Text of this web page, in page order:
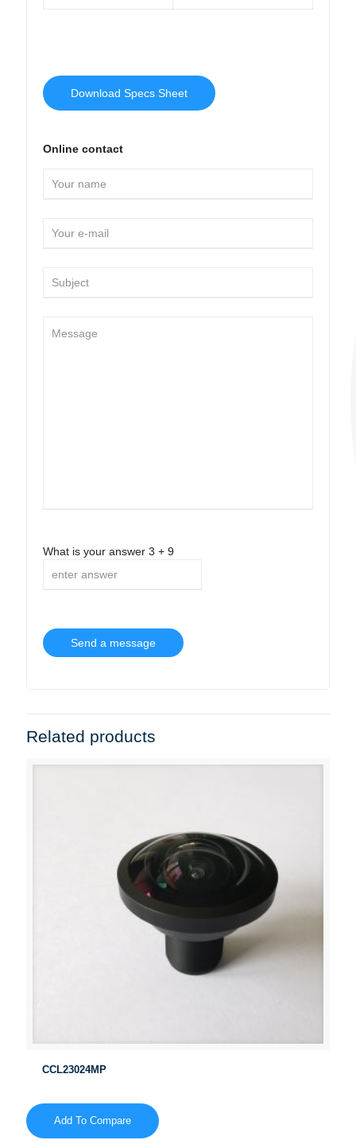
Download Specs Sheet
Online contact
What is your answer 3 + 9
Related products
CCL23024MP
Add To Compare